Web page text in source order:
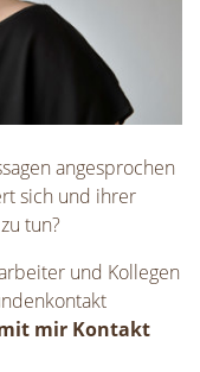
angesprochen
sich und ihrer
tun?
und Kollegen
mir Kontakt